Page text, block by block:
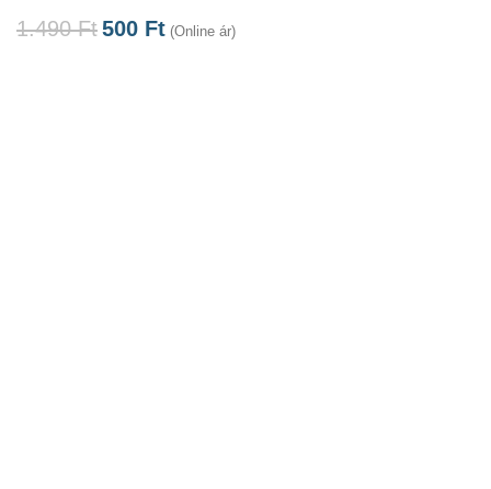
1.490Ft500 Ft (Online ár)